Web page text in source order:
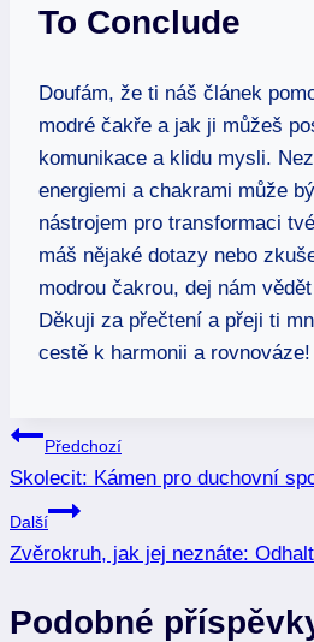
To Conclude
Doufám, že ti náš článek
modré čakře a jak ji můžeš
komunikace a klidu mysli.
energiemi a chakrami může
nástrojem pro transformaci
máš nějaké dotazy nebo
modrou čakrou, dej nám
Děkuji za přečtení a přeji ti
cestě k harmonii a rovnováze!
Navigace
pro
příspěvek
Předchozí
Skolecit: Kámen pro duchovní
Další
Zvěrokruh, jak jej neznáte:
Podobné